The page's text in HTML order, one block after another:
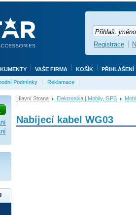
Hlavní Strana Elektronika | Mobily, GPS
Nabíjecí kabel WG03
VAŠE FIRMA KOŠÍK PŘIHLÁŠENÍ
Podmínky Reklamace
Registrace